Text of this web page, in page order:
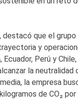
que el grupo
y
Ecuador, Perú y
la neutralidad
la empresa
de CO₂